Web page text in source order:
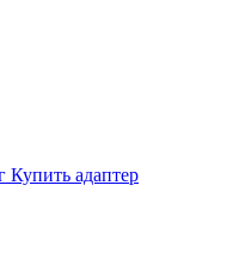
Купить адаптер